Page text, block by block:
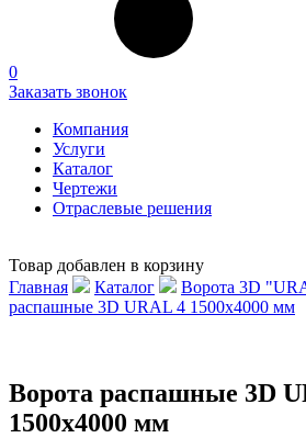
0
Заказать звонок
Компания
Услуги
Каталог
Чертежи
Отраслевые решения
Товар добавлен в корзину
Главная
Каталог Ворота 3D
распашные 3D URAL 4 1500х4000 мм
Ворота распашные 3D
1500х4000 мм